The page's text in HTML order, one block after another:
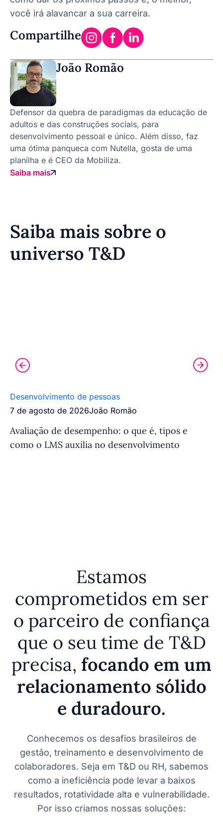
você irá alavancar a sua carreira.
Compartilhe
João Romão
Defensor da quebra de paradigmas da educação de
adultos e das construções sociais, para
desenvolvimento pessoal e único. Além disso, faz
uma ótima panqueca com Nutella, gosta de uma
planilha e é CEO da Mobiliza.
Saiba mais
Saiba mais sobre o
universo T&D
Desenvolvimento de pessoas
7 de agosto de 2026João Romão
Avaliação de desempenho: o que é, tipos e
como o LMS auxilia no desenvolvimento
Estamos
comprometidos em ser
o parceiro de confiança
que o seu time de T&D
precisa, focando em um
relacionamento sólido
e duradouro.
Conhecemos os desafios brasileiros de
gestão, treinamento e desenvolvimento de
colaboradores. Seja em T&D ou RH, sabemos
como a ineficiência pode levar a baixos
resultados, rotatividade alta e vulnerabilidade.
Por isso criamos nossas soluções: